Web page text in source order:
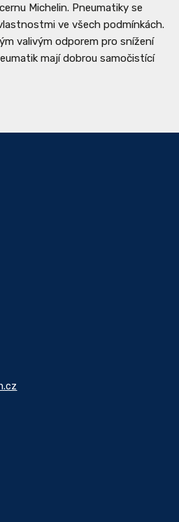
Michelin. Pneumatiky se
ve všech podmínkách.
valivým odporem pro snížení
mají dobrou samočistící